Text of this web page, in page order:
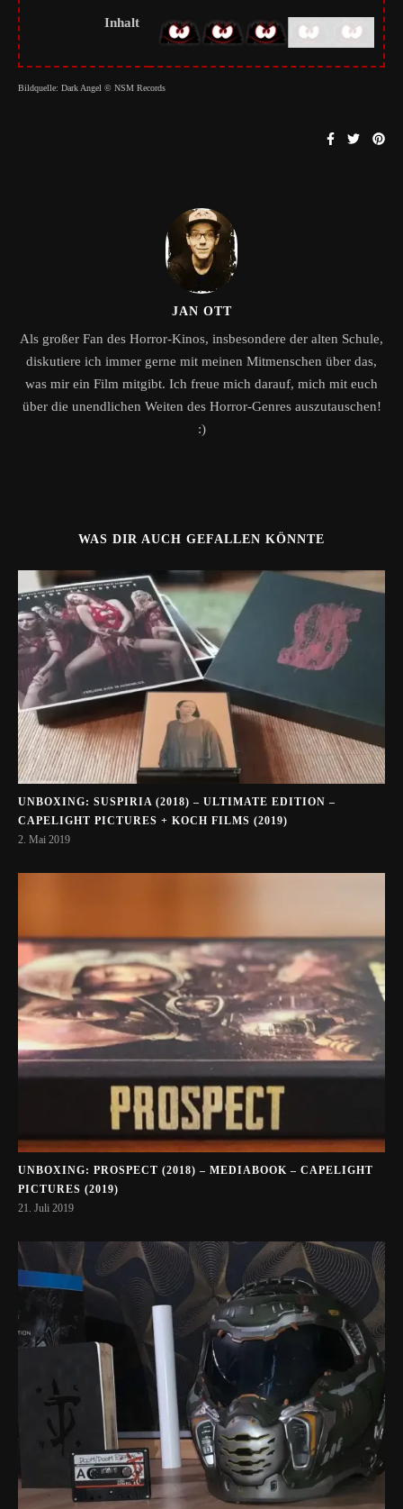
Inhalt
Bildquelle: Dark Angel © NSM Records
JAN OTT
Als großer Fan des Horror-Kinos, insbesondere der alten Schule,
diskutiere ich immer gerne mit meinen Mitmenschen über das,
was mir ein Film mitgibt. Ich freue mich darauf, mich mit euch
über die unendlichen Weiten des Horror-Genres auszutauschen!
:)
WAS DIR AUCH GEFALLEN KÖNNTE
UNBOXING: SUSPIRIA (2018) – ULTIMATE EDITION –
CAPELIGHT PICTURES + KOCH FILMS (2019)
2. Mai 2019
UNBOXING: PROSPECT (2018) – MEDIABOOK – CAPELIGHT
PICTURES (2019)
21. Juli 2019